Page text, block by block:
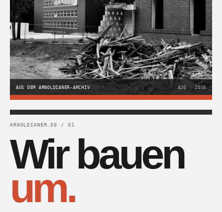
AUS DEM ARNOLDIANER-ARCHIV AJG · 2016
ARNOLDIANER.DE / 01
Wir bauen
um.